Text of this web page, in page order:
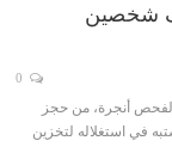
شخصين
الفحص أنجرة، من حجز
في استغلاله لتخزين